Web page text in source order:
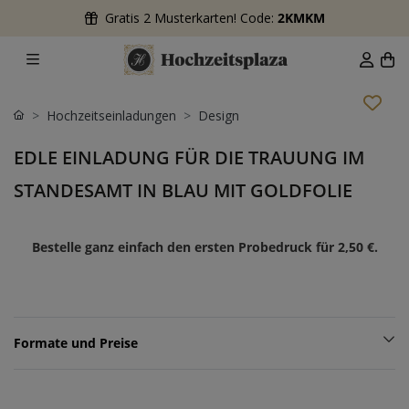
Gratis 2 Musterkarten! Code: 2KMKM
Hochzeitseinladungen Design
EDLE EINLADUNG FÜR DIE TRAUUNG IM
STANDESAMT IN BLAU MIT GOLDFOLIE
Bestelle ganz einfach den ersten Probedruck für 2,50 €.
Formate und Preise